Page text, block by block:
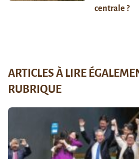
centrale ?
ARTICLES À LIRE
RUBRIQUE